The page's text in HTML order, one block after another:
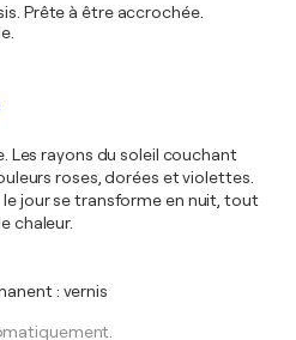
Prête à être accrochée.
Les rayons du soleil couchant
roses, dorées et violettes.
jour se transforme en nuit, tout
chaleur.
: vernis